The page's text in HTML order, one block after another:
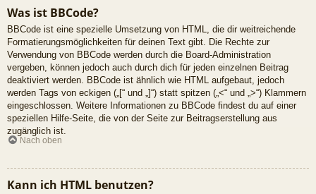
Was ist BBCode?
BBCode ist eine spezielle Umsetzung von HTML, die dir weitreichende
Formatierungsmöglichkeiten für deinen Text gibt. Die Rechte zur
Verwendung von BBCode werden durch die Board-Administration
vergeben, können jedoch auch durch dich für jeden einzelnen Beitrag
deaktiviert werden. BBCode ist ähnlich wie HTML aufgebaut, jedoch
werden Tags von eckigen („[“ und „]“) statt spitzen („<“ und „>“) Klammern
eingeschlossen. Weitere Informationen zu BBCode findest du auf einer
speziellen Hilfe-Seite, die von der Seite zur Beitragserstellung aus
zugänglich ist.
Nach oben
Kann ich HTML benutzen?